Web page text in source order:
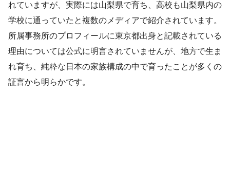
れていますが、実際には山梨県で育ち、高校も山梨県内の
学校に通っていたと複数のメディアで紹介されています。
所属事務所のプロフィールに東京都出身と記載されている
理由については公式に明言されていませんが、地方で生ま
れ育ち、純粋な日本の家族構成の中で育ったことが多くの
証言から明らかです。